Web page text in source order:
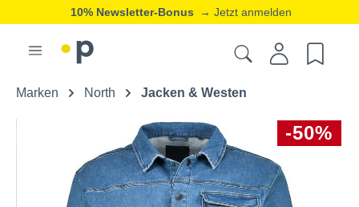
10% Newsletter-Bonus → Jetzt anmelden
Marken North Jacken & Westen
-50%